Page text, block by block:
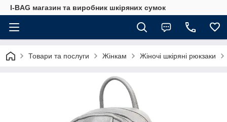
I-BAG магазин та виробник шкіряних сумок
Товари та послуги Жінкам Жіночі шкіряні рюкзаки